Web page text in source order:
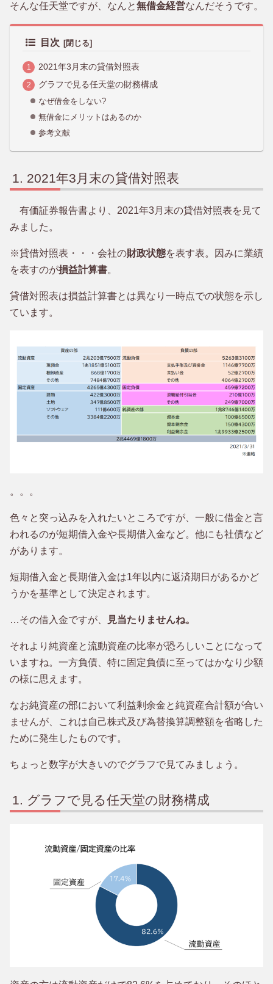
そんな任天堂ですが、なんと無借金経営なんだそうです。
目次
2021年3月末の貸借対照表
グラフで見る任天堂の財務構成
なぜ借金をしない?
無借金にメリットはあるのか
参考文献
2021年3月末の貸借対照表
有価証券報告書より、2021年3月末の貸借対照表を見て
みました。
※貸借対照表・・・会社の財政状態を表す表。因みに業績
を表すのが損益計算書。
貸借対照表は損益計算書とは異なり一時点での状態を示し
ています。
。。。
色々と突っ込みを入れたいところですが、一般に借金と言
われるのが短期借入金や長期借入金など。他にも社債など
があります。
短期借入金と長期借入金は1年以内に返済期日があるかど
うかを基準として決定されます。
…その借入金ですが、 見当たりませんね。
それより純資産と流動資産の比率が恐ろしいことになって
いますね。一方負債、特に固定負債に至ってはかなり少額
の様に思えます。
なお純資産の部において利益剰余金と純資産合計額が合い
ませんが、これは自己株式及び為替換算調整額を省略した
ために発生したものです。
ちょっと数字が大きいのでグラフで見てみましょう。
グラフで見る任天堂の財務構成